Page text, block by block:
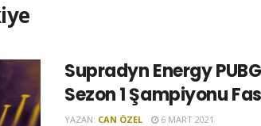
Supradyn Energy
Sezon 1 Şampiyonu
YAZAN: CAN ÖZEL 6 MART 2021